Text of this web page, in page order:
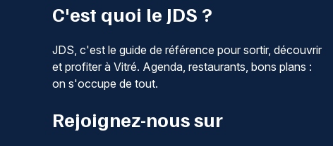
C'est quoi le JDS ?
JDS, c'est le guide de référence pour sortir, découvrir
et profiter à Vitré. Agenda, restaurants, bons plans :
on s'occupe de tout.
Rejoignez-nous sur